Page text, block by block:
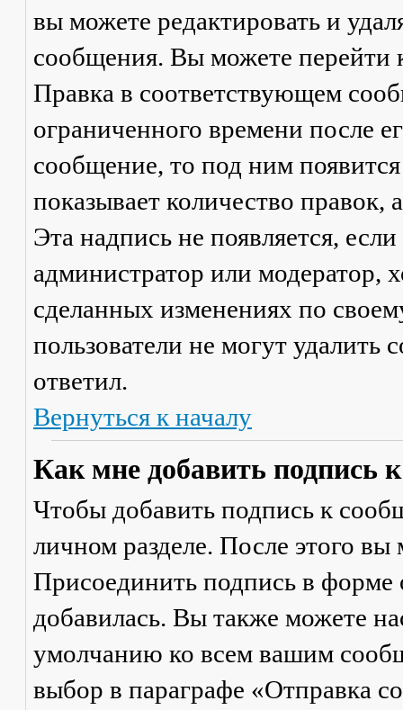
вы можете редактировать и
сообщения. Вы можете перейти
Правка в соответствующем
ограниченного времени после
сообщение, то под ним
показывает количество правок,
Эта надпись не появляется,
администратор или модератор,
сделанных изменениях по
пользователи не могут удалить
ответил.
Вернуться к началу
Как мне добавить подпись
Чтобы добавить подпись к
личном разделе. После этого
Присоединить подпись в форме
добавилась. Вы также можете
умолчанию ко всем вашим
выбор в параграфе «Отправка